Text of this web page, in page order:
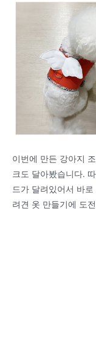
이번에 만든 강아지
크도 달아봤습니다.
드가 달려있어서 바
려견 옷 만들기에 도